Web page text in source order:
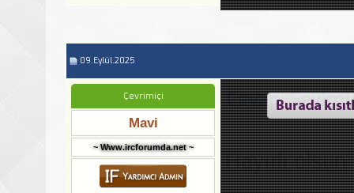
09.Eylül.2025
Çevrimiçi
Mavi
~ Www.ircforumda.net ~
Cevap:
Hayırlı